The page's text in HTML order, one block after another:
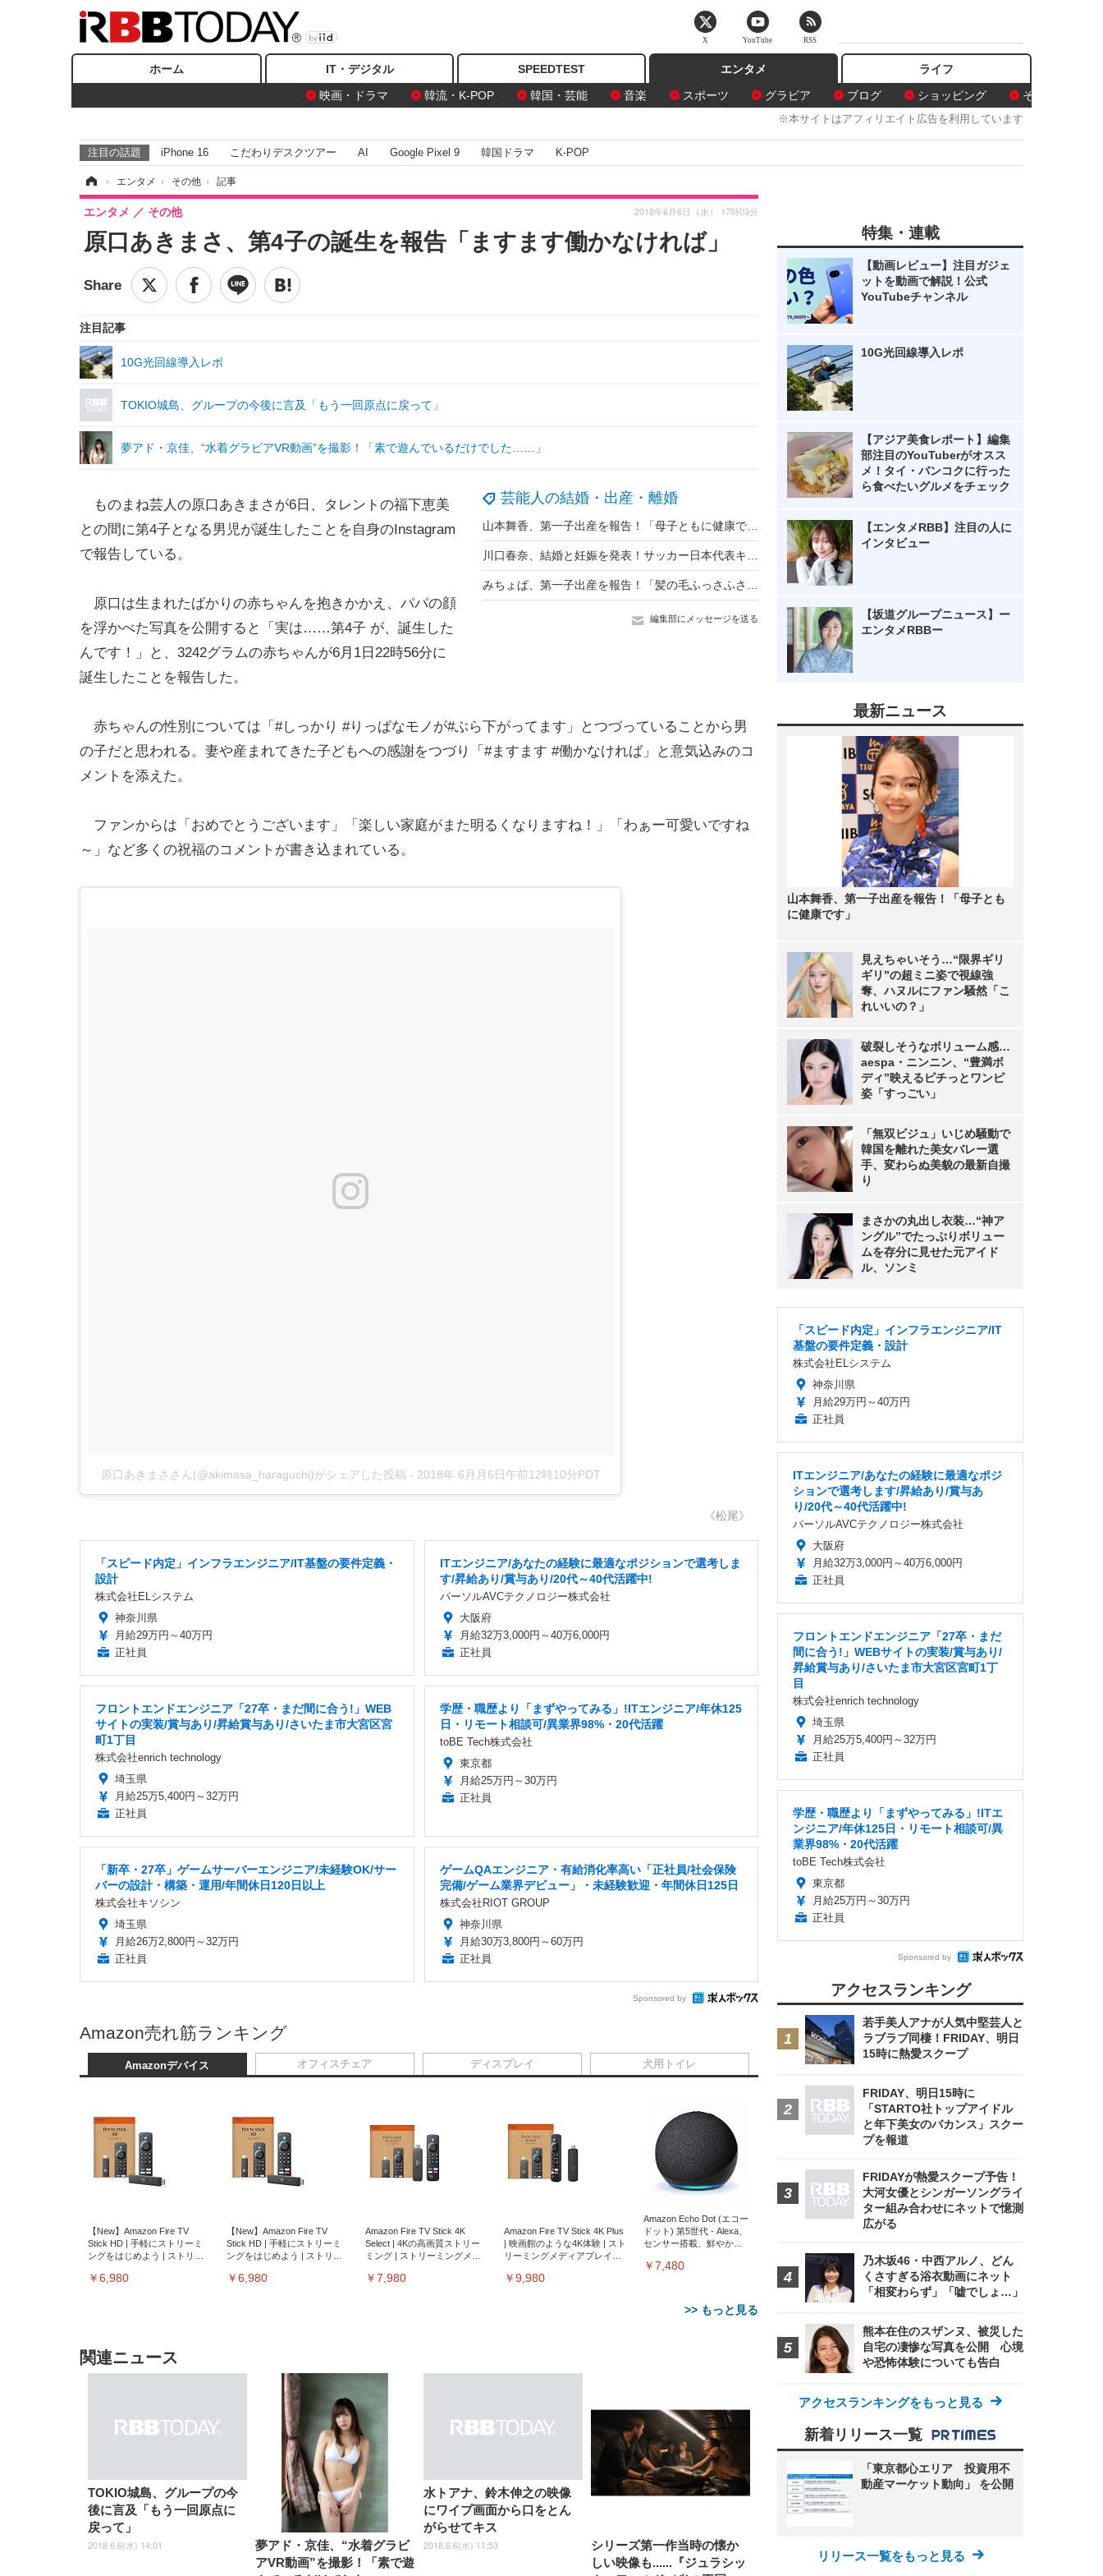
ホーム IT・デジタル SPEEDTEST
エンタメ
映画・ドラマ
韓流・K-POP 韓国・芸能 音楽 スポーツ グラビア ブログ ショッピング その他
ライフ
※本サイトはアフィリエイト広告を利用しています
注目の話題 iPhone 16 こだわりデスクツアー AI Google Pixel 9 韓国ドラマ K-POP
› エンタメ › その他 › 記事
原口あきまさ、第4子の誕生を報告「ますます働かなければ」
エンタメ その他 2018年6月6日（水） 17時03分
注目記事
10G光回線導入レポ
TOKIO城島、グループの今後に言及「もう一回原点に戻って」
夢アド・京佳、“水着グラビアVR動画”を撮影！「素で遊んでいるだけでした……」
芸能人の結婚・出産・離婚
編集部にメッセージを送る
ものまね芸人の原口あきまさが6日、タレントの福下恵美
との間に第4子となる男児が誕生したことを自身のInstagram
で報告している。
原口は生まれたばかりの赤ちゃんを抱きかかえ、パパの顔
を浮かべた写真を公開すると「実は……第4子 が、誕生した
んです！」と、3242グラムの赤ちゃんが6月1日22時56分に
誕生したことを報告した。
赤ちゃんの性別については「#しっかり #りっぱなモノが#ぶら下がってます」とつづっていることから男
の子だと思われる。妻や産まれてきた子どもへの感謝をつづり「#ますます #働かなければ」と意気込みのコ
メントを添えた。
ファンからは「おめでとうございます」「楽しい家庭がまた明るくなりますね！」「わぁー可愛いですね
～」など多くの祝福のコメントが書き込まれている。
原口あきまささん(@akimasa_haraguchi)がシェアした投稿 - 2018年 6月月6日午前12時10分PDT
《松尾》
「スピード内定」インフラエンジニア/IT基盤の要件定義・
設計
株式会社ELシステム
神奈川県
月給29万円～40万円
正社員
ITエンジニア/あなたの経験に最適なポジションで選考しま
す/昇給あり/賞与あり/20代～40代活躍中!
パーソルAVCテクノロジー株式会社
大阪府
月給32万3,000円～40万6,000円
正社員
フロントエンドエンジニア「27卒・まだ間に合う!」WEB
サイトの実装/賞与あり/昇給賞与あり/さいたま市大宮区宮
町1丁目
株式会社enrich technology
埼玉県
月給25万5,400円～32万円
正社員
学歴・職歴より「まずやってみる」!ITエンジニア/年休125
日・リモート相談可/異業界98%・20代活躍
toBE Tech株式会社
東京都
月給25万円～30万円
正社員
「新卒・27卒」ゲームサーバーエンジニア/未経験OK/サー
バーの設計・構築・運用/年間休日120日以上
株式会社キソシン
埼玉県
月給26万2,800円～32万円
正社員
ゲームQAエンジニア・有給消化率高い「正社員/社会保険
完備/ゲーム業界デビュー」・未経験歓迎・年間休日125日
株式会社RIOT GROUP
神奈川県
月給30万3,800円～60万円
正社員
Sponsored by
Amazon売れ筋ランキング
Amazonデバイス
【New】Amazon Fire TV
Stick HD | 手軽にストリーミ
ングをはじめよう | ストリー
￥6,980
【New】Amazon Fire TV
Stick HD | 手軽にストリーミ
ングをはじめよう | ストリー
￥6,980
Amazon Fire TV Stick 4K
Select | 4Kの高画質ストリー
ミング | ストリーミングメデ
￥7,980
Amazon Fire TV Stick 4K Plus
| 映画館のような4K体験 | スト
リーミングメディアプレイヤ
￥9,980
Amazon Echo Dot (エコー
ドット) 第5世代 - Alexa、
センサー搭載、鮮やかな
￥7,480
>> もっと見る
オフィスチェア
上げ式アームレスト コンパク
ト 約105度ロッキング pc 事務
椅子 360度回転 座面昇降 強化
ナイロン樹脂ベース 通気性メ
ッシュ 在宅ワーク H-
￥5,699
SIHOO B100 オフィスチェア
／デスクチェア メッシュチェ
ア 人間工学 疲れない ブラッ
ク
￥27,999
Sezlife オフィスチェア デスク
チェア 強化バックレスト 30
度ロッキング機能 人間工学 椅
子 腰サポート 90度跳ね上げ
式アームレスト 3Dヘッドレス
ト ハンガー付き 高反発クッシ
ョン PCチェア 通気性メッシ
ュ ゲーミング/勉強/事務用 お
Sezlife オフィスチェア デスク
チェア 疲れない テレワーク
チェア 強化バックレスト 30度
ロッキング機能 人間工学 椅子
ハンガー付き 高反発クッショ
ン PCチェア 通気性メッシュ
ゲーミング/勉強/事務用 おし
￥7,680
ANDWINT オフィスチェ
ア デスクチェア 肘なし メ
ッシュ 通気性 ランバーサ
クト 幅52×奥行58.5×高さ
84～96cm テレワーク 在
宅勤務 ブラック
ディスプレイ
EV3240X-WT | 31.5型4K
UHD・USB Type-C・ホワイ
ト
￥105,595
EIZO ビジネス向けプレミア
ムモニター | FlexScan
EV2740X-WT | 27.0型4K
UHD・USB Type-C・ホワイ
ト
￥109,572
【純正品】27"ゲーミングモ
ニター DualSense 充電フッ
ク付き（CFI-ZDM1J）
￥49,979
ニター フル
HD（1920×1080）VA 非光
沢 HDMI/DisplayPort/VGA
イベル VESA対応
ComfortView ビジネス向け
￥15,800
【MiniLED/24.5inch/280Hz/FHD】
GRAPHT THE SHOOTER
Gaming Monitor 24” Essential ゲ
ーミングモニター QD 24.5インチ
犬用トイレ
捨て 無香料 ホワイト 300枚
￥3,373
Amazonベーシック ペットシ
ーツ 厚型 ワイド 42枚x2袋(84
枚) ホワイト(吸収面:ライトブ
ルー)
￥3,234
ネオ・ルーライフ ネオ・オム
ック) 【Amazon.co.jp限定】
Smart Basic アイリスオーヤマ
ペットシーツ 超厚型 お徳用
￥3,670
アイリスオーヤマ ペット
シーツ 超厚型 お徳用 レギ
ュラー 200枚入
関連ニュース
TOKIO城島、グループの今
後に言及「もう一回原点に
戻って」
2018.6.6(水) 14:01
夢アド・京佳、“水着グラビ
アVR動画”を撮影！「素で遊
水トアナ、鈴木伸之の映像
にワイプ画面から口をとん
がらせてキス
2018.6.6(水) 11:53
シリーズ第一作当時の懐か
しい映像も......『ジュラシッ
特集・連載
【動画レビュー】注目ガジェ
ットを動画で解説！公式
YouTubeチャンネル
10G光回線導入レポ
【アジア美食レポート】編集
部注目のYouTuberがオスス
メ！タイ・バンコクに行った
ら食べたいグルメをチェック
【エンタメRBB】注目の人に
インタビュー
【坂道グループニュース】ー
エンタメRBBー
最新ニュース
山本舞香、第一子出産を報告！「母子とも
に健康です」
見えちゃいそう…“限界ギリ
ギリ”の超ミニ姿で視線強
奪、ハヌルにファン騒然「こ
れいいの？」
破裂しそうなボリューム感…
aespa・ニンニン、“豊満ボ
ディ”映えるピチっとワンピ
姿「すっごい」
「無双ビジュ」いじめ騒動で
韓国を離れた美女バレー選
手、変わらぬ美貌の最新自撮
り
まさかの丸出し衣装…“神ア
ングル”でたっぷりボリュー
ムを存分に見せた元アイド
ル、ソンミ
「スピード内定」インフラエンジニア/IT
基盤の要件定義・設計
株式会社ELシステム
神奈川県
月給29万円～40万円
正社員
ITエンジニア/あなたの経験に最適なポジ
ションで選考します/昇給あり/賞与あ
り/20代～40代活躍中!
パーソルAVCテクノロジー株式会社
大阪府
月給32万3,000円～40万6,000円
正社員
フロントエンドエンジニア「27卒・まだ
間に合う!」WEBサイトの実装/賞与あり/
昇給賞与あり/さいたま市大宮区宮町1丁
目
株式会社enrich technology
埼玉県
月給25万5,400円～32万円
正社員
学歴・職歴より「まずやってみる」!ITエ
ンジニア/年休125日・リモート相談可/異
業界98%・20代活躍
toBE Tech株式会社
東京都
月給25万円～30万円
正社員
Sponsored by
アクセスランキング
若手美人アナが人気中堅芸人と
ラブラブ同棲！FRIDAY、明日
15時に熱愛スクープ
FRIDAY、明日15時に
「STARTO社トップアイドル
と年下美女のバカンス」スクー
プを報道
FRIDAYが熱愛スクープ予告！
大河女優とシンガーソングライ
ター組み合わせにネットで憶測
広がる
乃木坂46・中西アルノ、どん
くさすぎる浴衣動画にネット
「相変わらず」「嘘でしょ…」
熊本在住のスザンヌ、被災した
自宅の凄惨な写真を公開 心境
や恐怖体験についても告白
アクセスランキングをもっと見る
新着リリース一覧
「東京都心エリア 投資用不
動産マーケット動向」 を公開
リリース一覧をもっと見る
X YouTube RSS